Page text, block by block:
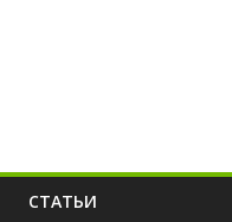
СТАТЬИ